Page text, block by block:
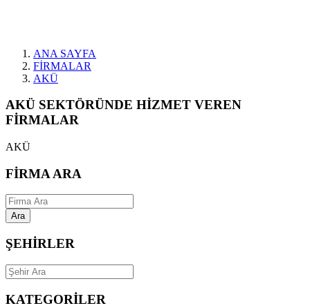
ANA SAYFA
FİRMALAR
AKÜ
AKÜ SEKTÖRÜNDE HİZMET VEREN
FİRMALAR
AKÜ
FİRMA ARA
Ara
ŞEHİRLER
KATEGORİLER